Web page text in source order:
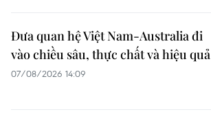
Đưa quan hệ Việt Nam-Australia đi
vào chiều sâu, thực chất và hiệu quả
07/08/2026 14:09